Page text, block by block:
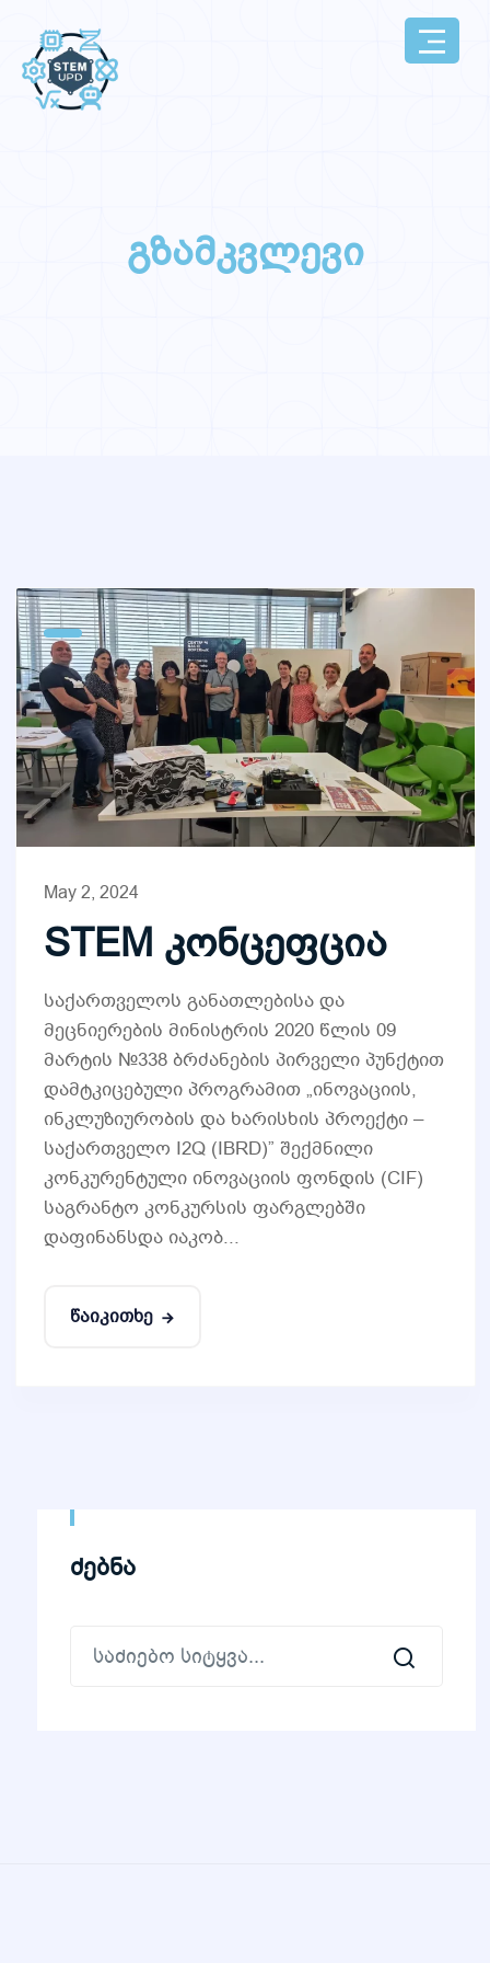
გზამკვლევი
May 2, 2024
STEM კონცეფცია
საქართველოს განათლებისა და
მეცნიერების მინისტრის 2020 წლის 09
მარტის №338 ბრძანების პირველი პუნქტით
დამტკიცებული პროგრამით „ინოვაციის,
ინკლუზიურობის და ხარისხის პროექტი –
საქართველო I2Q (IBRD)” შექმნილი
კონკურენტული ინოვაციის ფონდის (CIF)
საგრანტო კონკურსის ფარგლებში
დაფინანსდა იაკობ...
წაიკითხე
ძებნა